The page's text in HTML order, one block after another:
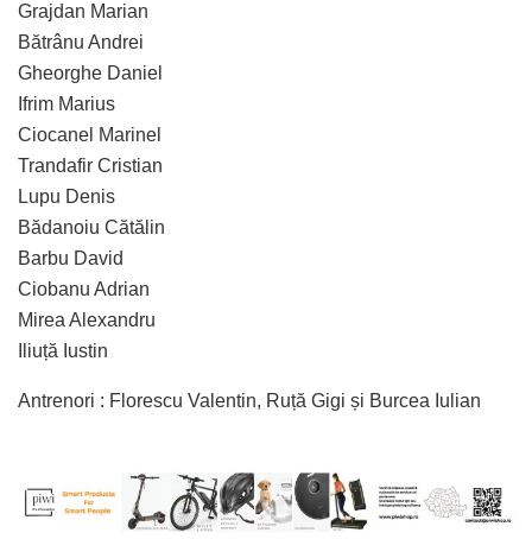
Grajdan Marian
Bătrânu Andrei
Gheorghe Daniel
Ifrim Marius
Ciocanel Marinel
Trandafir Cristian
Lupu Denis
Bădanoiu Cătălin
Barbu David
Ciobanu Adrian
Mirea Alexandru
Iliuță Iustin
Antrenori : Florescu Valentin, Ruță Gigi și Burcea Iulian